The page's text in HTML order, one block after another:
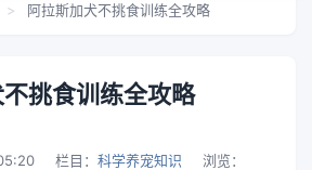
> 阿拉斯加犬不挑食训练全攻略
挑食训练全攻略
栏目： 科学养宠知识
浏览：